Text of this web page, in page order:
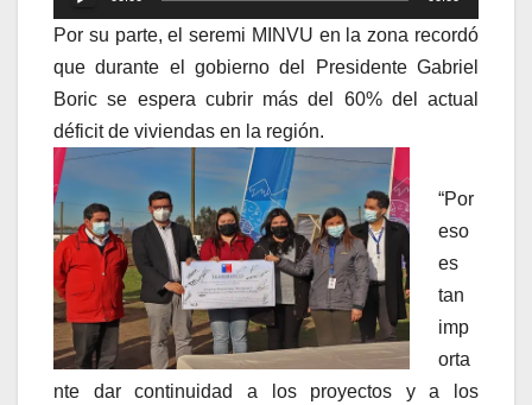
de
Por su parte, el seremi MINVU en la zona recordó
que durante el gobierno del Presidente Gabriel
Boric se espera cubrir más del 60% del actual
déficit de viviendas en la región.
“Por
eso
es
tan
imp
orta
nte dar continuidad a los proyectos y a los